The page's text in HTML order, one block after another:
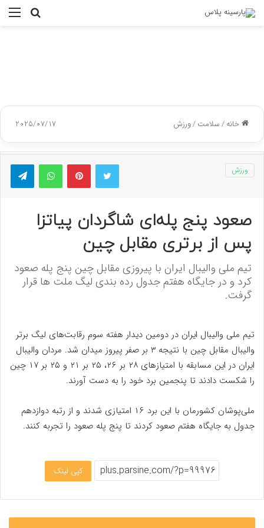
جستجو
خانه/سلامت/ورزش 2025/07/17
توییتر پینتریستواتس آپ
ورزش
صعود پنج پله‌ای شاگردان پیاتزا
پس از برتری مقابل چین
تیم ملی والیبال ایران با پیروزی مقابل چین پنج پله صعود
کرد و در جایگاه هفتم جدول رده بندی لیگ ملت ها قرار
گرفت.
تیم ملی والیبال ایران در دومین دیدار هفته سوم رقابت‌های لیگ برتر
والیبال مقابل چین با نتیجه ۳ بر صفر پیروز میدان شد. مردان والیبال
ایران در این مسابقه با امتیازهای ۲۸ بر ۲۶، ۲۵ بر ۲۱ و ۲۵ بر ۱۷ چین
را شکست دادند تا پنجمین برد خود را به دست آورند.
ملی‌پوشان کشورمان با این برد ۱۶ امتیازی شدند و از رتبه دوازدهم
جدول به جایگاه هفتم صعود کردند تا پنج پله صعود را تجربه کنند.
کپی لینک